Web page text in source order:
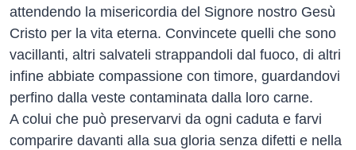
attendendo la misericordia del Signore nostro Gesù
Cristo per la vita eterna. Convincete quelli che sono
vacillanti, altri salvateli strappandoli dal fuoco, di altri
infine abbiate compassione con timore, guardandovi
perfino dalla veste contaminata dalla loro carne.
A colui che può preservarvi da ogni caduta e farvi
comparire davanti alla sua gloria senza difetti e nella